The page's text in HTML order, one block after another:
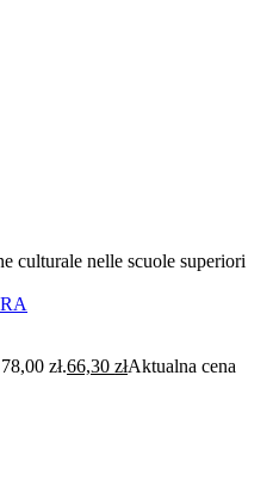
culturale nelle scuole superiori
zł.66,30złAktualna cena